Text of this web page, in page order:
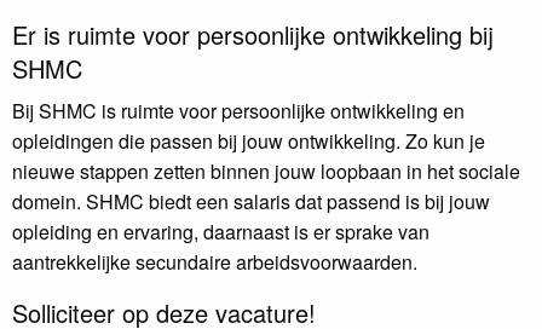
Er is ruimte voor persoonlijke ontwikkeling bij
SHMC
Bij SHMC is ruimte voor persoonlijke ontwikkeling en
opleidingen die passen bij jouw ontwikkeling. Zo kun je
nieuwe stappen zetten binnen jouw loopbaan in het sociale
domein. SHMC biedt een salaris dat passend is bij jouw
opleiding en ervaring, daarnaast is er sprake van
aantrekkelijke secundaire arbeidsvoorwaarden.
Solliciteer op deze vacature!